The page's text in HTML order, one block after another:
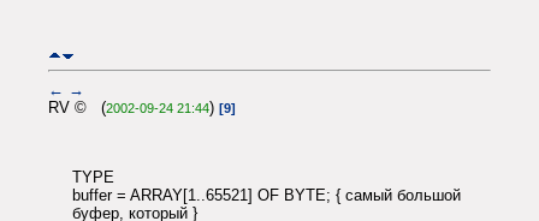
← →
RV © (2002-09-24 21:44) [9]
TYPE
buffer = ARRAY[1..65521] OF BYTE; { самый большой
буфер, который }